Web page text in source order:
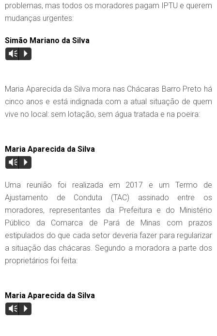
problemas, mas todos os moradores pagam IPTU e querem
mudanças urgentes:
Simão Mariano da Silva
Vm P
Maria Aparecida da Silva mora nas Chácaras Barro Preto há
cinco anos e está indignada com a atual situação de quem
vive no local: sem lotação, sem água tratada e na poeira:
Maria Aparecida da Silva
Vm P
Uma reunião foi realizada em 2017 e um Termo de
Ajustamento de Conduta (TAC) assinado entre os
moradores, representantes da Prefeitura e do Ministério
Público da Comarca de Pará de Minas com prazos
estipulados do que cada setor deveria fazer para regularizar
a situação das chácaras. Segundo a moradora a parte dos
proprietários foi feita:
Maria Aparecida da Silva
Vm P